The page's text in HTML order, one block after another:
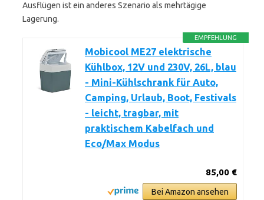
Ausflügen ist ein anderes Szenario als mehrtägige
Lagerung.
EMPFEHLUNG
Mobicool ME27 elektrische
Kühlbox, 12V und 230V, 26L, blau
- Mini-Kühlschrank für Auto,
Camping, Urlaub, Boot, Festivals
- leicht, tragbar, mit
praktischem Kabelfach und
Eco/Max Modus
85,00 €
Bei Amazon ansehen